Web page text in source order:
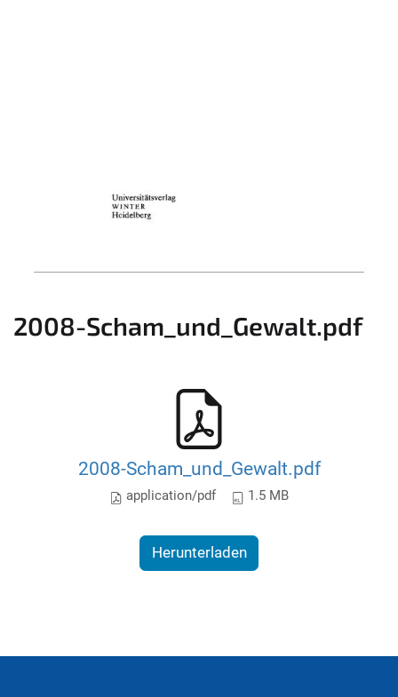
2008-Scham_und_Gewalt.pdf
2008-Scham_und_Gewalt.pdf
application/pdf 1.5 MB
Herunterladen